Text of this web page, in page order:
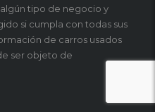
tipo de negocio y
si cumpla con todas sus
de carros usados
ser objeto de